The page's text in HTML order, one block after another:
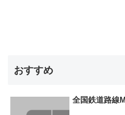
おすすめ
全国鉄道路線